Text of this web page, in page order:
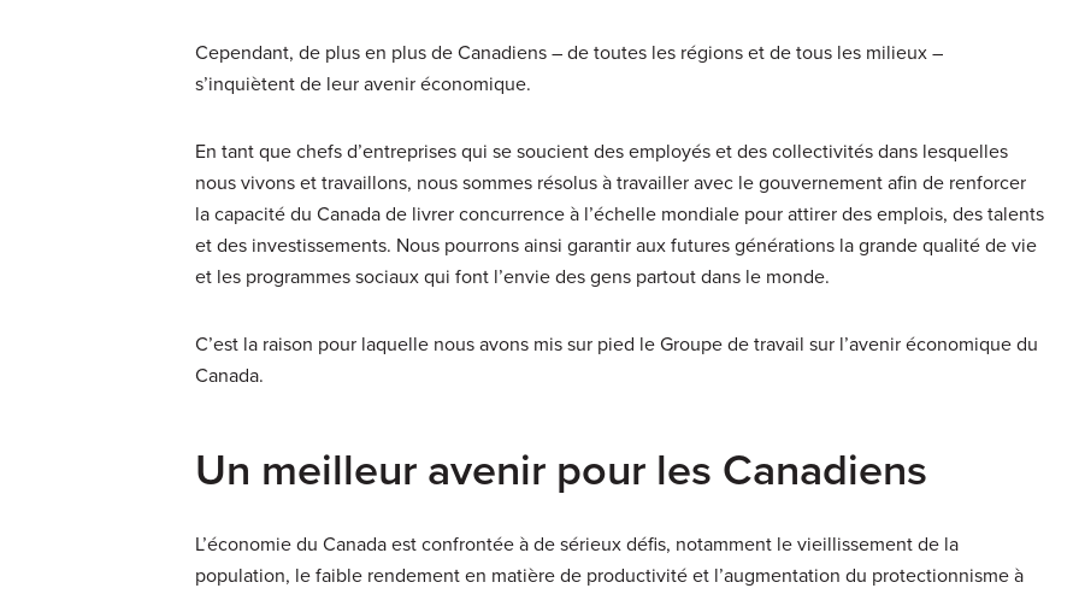
Cependant, de plus en plus de Canadiens – de toutes les régions et de tous les milieux –
s’inquiètent de leur avenir économique.
En tant que chefs d’entreprises qui se soucient des employés et des collectivités dans lesquelles
nous vivons et travaillons, nous sommes résolus à travailler avec le gouvernement afin de renforcer
la capacité du Canada de livrer concurrence à l’échelle mondiale pour attirer des emplois, des talents
et des investissements. Nous pourrons ainsi garantir aux futures générations la grande qualité de vie
et les programmes sociaux qui font l’envie des gens partout dans le monde.
C’est la raison pour laquelle nous avons mis sur pied le Groupe de travail sur l’avenir économique du
Canada.
Un meilleur avenir pour les Canadiens
L’économie du Canada est confrontée à de sérieux défis, notamment le vieillissement de la
population, le faible rendement en matière de productivité et l’augmentation du protectionnisme à